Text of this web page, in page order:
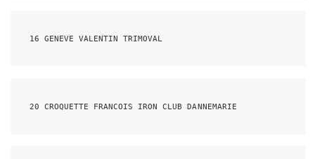
16 GENEVE VALENTIN TRIMOVAL
20 CROQUETTE FRANCOIS IRON CLUB DANNEMARIE